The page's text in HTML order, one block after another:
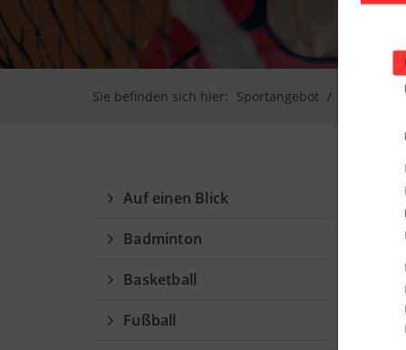
Sie befinden sich hier: Sportangebot
Auf einen Blick
Badminton
Basketball
Fußball